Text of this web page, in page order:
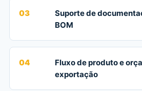
03
Suporte de
BOM
04
Fluxo de produto e
exportação